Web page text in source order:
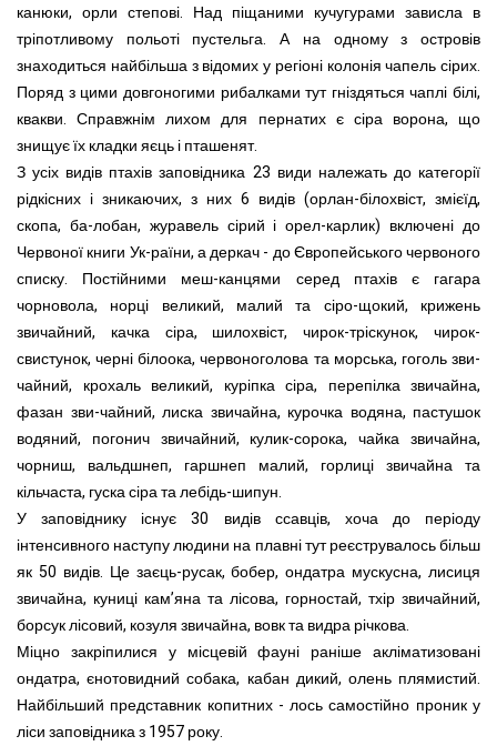
канюки, орли степові. Над піщаними кучугурами зависла в
тріпотливому польоті пустельга. А на одному з островів
знаходиться найбільша з відомих у регіоні колонія чапель сірих.
Поряд з цими довгоногими рибалками тут гніздяться чаплі білі,
квакви. Справжнім лихом для пернатих є сіра ворона, що
знищує їх кладки яєць і пташенят.
З усіх видів птахів заповідника 23 види належать до категорії
рідкісних і зникаючих, з них 6 видів (орлан-білохвіст, змієїд,
скопа, ба-лобан, журавель сірий і орел-карлик) включені до
Червоної книги Ук-раїни, а деркач - до Європейського червоного
списку. Постійними меш-канцями серед птахів є гагара
чорновола, норці великий, малий та сіро-щокий, крижень
звичайний, качка сіра, шилохвіст, чирок-тріскунок, чирок-
свистунок, черні білоока, червоноголова та морська, гоголь зви-
чайний, крохаль великий, куріпка сіра, перепілка звичайна,
фазан зви-чайний, лиска звичайна, курочка водяна, пастушок
водяний, погонич звичайний, кулик-сорока, чайка звичайна,
чорниш, вальдшнеп, гаршнеп малий, горлиці звичайна та
кільчаста, гуска сіра та лебідь-шипун.
У заповіднику існує 30 видів ссавців, хоча до періоду
інтенсивного наступу людини на плавні тут реєструвалось більш
як 50 видів. Це заєць-русак, бобер, ондатра мускусна, лисиця
звичайна, куниці кам’яна та лісова, горностай, тхір звичайний,
борсук лісовий, козуля звичайна, вовк та видра річкова.
Міцно закріпилися у місцевій фауні раніше акліматизовані
ондатра, єнотовидний собака, кабан дикий, олень плямистий.
Найбільший представник копитних - лось самостійно проник у
ліси заповідника з 1957 року.